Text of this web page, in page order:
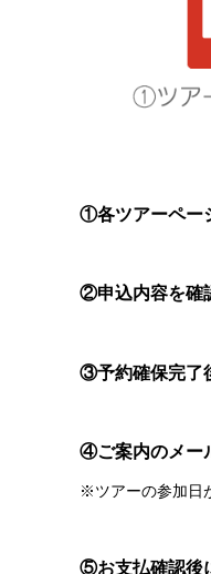
①各ツアーペー
②申込内容を確
③予約確保完了
④ご案内のメー
※ツアーの参加日
⑤お支払確認後